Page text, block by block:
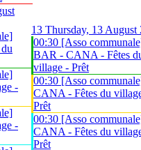
-
-
13 Thursday, 13 August
00:30 [Asso
BAR - CANA - Fêtes
village - Prêt
00:30 [Asso
CANA - Fêtes du
Prêt
00:30 [Asso
CANA - Fêtes du
Prêt